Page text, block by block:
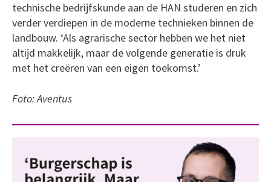
technische bedrijfskunde aan de HAN studeren en zich
verder verdiepen in de moderne technieken binnen de
landbouw. ‘Als agrarische sector hebben we het niet
altijd makkelijk, maar de volgende generatie is druk
met het creëren van een eigen toekomst.’
Foto: Aventus